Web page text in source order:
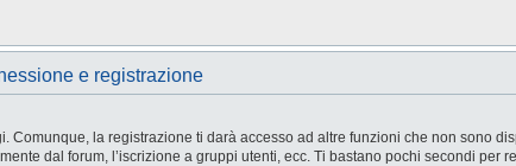
e registrazione
la registrazione ti darà accesso ad altre funzioni che non sono
dal forum, l’iscrizione a gruppi utenti, ecc. Ti bastano pochi secondi per